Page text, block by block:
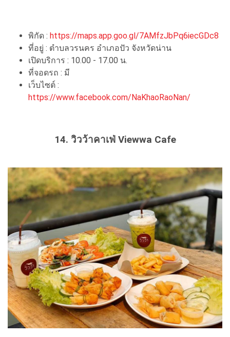
พิกัด : https://maps.app.goo.gl/7AMfzJbPq6iecGDc8
ที่อยู่ : ตำบลวรนคร อำเภอปัว จังหวัดน่าน
เปิดบริการ : 10.00 - 17.00 น.
ที่จอดรถ : มี
เว็บไซต์ :
https://www.facebook.com/NaKhaoRaoNan/
14. วิวว้าคาเฟ่ Viewwa Cafe